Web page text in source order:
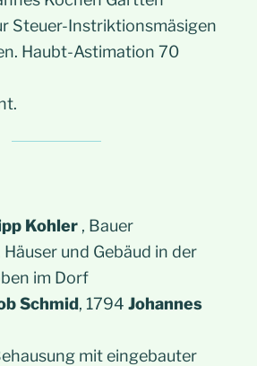
Steuer-Instriktionsmäsigen
Haubt-Astimation 70
Kohler , Bauer
Häuser und Gebäud in der
im Dorf
Schmid, 1794 Johannes
mit eingebauter